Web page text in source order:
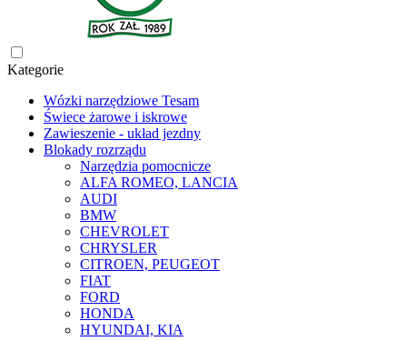
Kategorie
Wózki narzędziowe Tesam
Świece żarowe i iskrowe
Zawieszenie - układ jezdny
Blokady rozrządu
Narzędzia pomocnicze
ALFA ROMEO, LANCIA
AUDI
BMW
CHEVROLET
CHRYSLER
CITROEN, PEUGEOT
FIAT
FORD
HONDA
HYUNDAI, KIA